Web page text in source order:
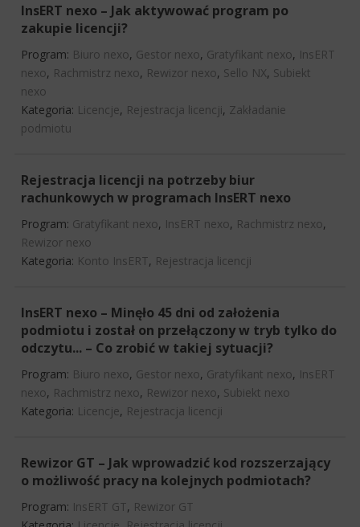
InsERT nexo – Jak aktywować program po
zakupie licencji?
Program: Biuro nexo, Gestor nexo, Gratyfikant nexo, InsERT
nexo, Rachmistrz nexo, Rewizor nexo, Sello NX, Subiekt
nexo
Kategoria: Licencje, Rejestracja licencji, Zakładanie
podmiotu
Rejestracja licencji na potrzeby biur
rachunkowych w programach InsERT nexo
Program: Gratyfikant nexo, InsERT nexo, Rachmistrz nexo,
Rewizor nexo
Kategoria: Konto InsERT, Rejestracja licencji
InsERT nexo – Minęło 45 dni od założenia
podmiotu i został on przełączony w tryb tylko do
odczytu... – Co zrobić w takiej sytuacji?
Program: Biuro nexo, Gestor nexo, Gratyfikant nexo, InsERT
nexo, Rachmistrz nexo, Rewizor nexo, Subiekt nexo
Kategoria: Licencje, Rejestracja licencji
Rewizor GT – Jak wprowadzić kod rozszerzający
o możliwość pracy na kolejnych podmiotach?
Program: InsERT GT, Rewizor GT